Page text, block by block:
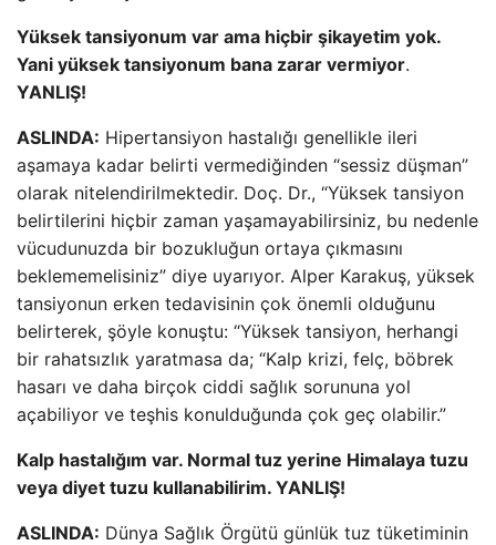
Yüksek tansiyonum var ama hiçbir şikayetim yok.
Yani yüksek tansiyonum bana zarar vermiyor.
YANLIŞ!
ASLINDA: Hipertansiyon hastalığı genellikle ileri
aşamaya kadar belirti vermediğinden “sessiz düşman”
olarak nitelendirilmektedir. Doç. Dr., “Yüksek tansiyon
belirtilerini hiçbir zaman yaşamayabilirsiniz, bu nedenle
vücudunuzda bir bozukluğun ortaya çıkmasını
beklememelisiniz” diye uyarıyor. Alper Karakuş, yüksek
tansiyonun erken tedavisinin çok önemli olduğunu
belirterek, şöyle konuştu: “Yüksek tansiyon, herhangi
bir rahatsızlık yaratmasa da; “Kalp krizi, felç, böbrek
hasarı ve daha birçok ciddi sağlık sorununa yol
açabiliyor ve teşhis konulduğunda çok geç olabilir.”
Kalp hastalığım var. Normal tuz yerine Himalaya tuzu
veya diyet tuzu kullanabilirim. YANLIŞ!
ASLINDA: Dünya Sağlık Örgütü günlük tuz tüketiminin